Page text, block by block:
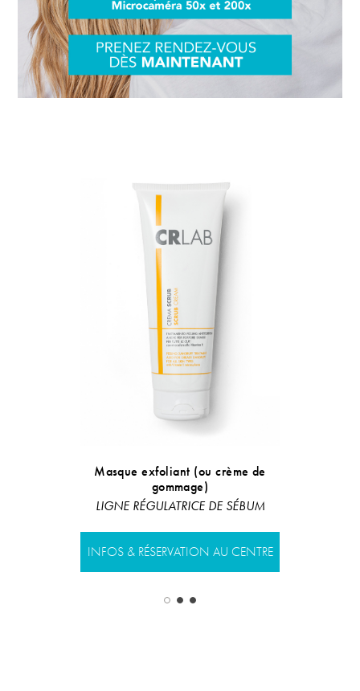
Masque exfoliant (ou crème de
gommage)
LIGNE RÉGULATRICE DE SÉBUM
INFOS & RÉSERVATION AU CENTRE